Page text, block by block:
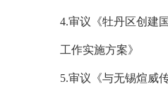
4.审议《牡丹区创建
工作实施方案》
5.审议《与无锡煊威